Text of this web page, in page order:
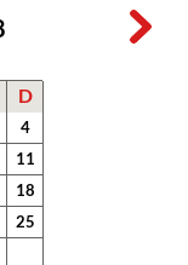
D
4
11
18
25